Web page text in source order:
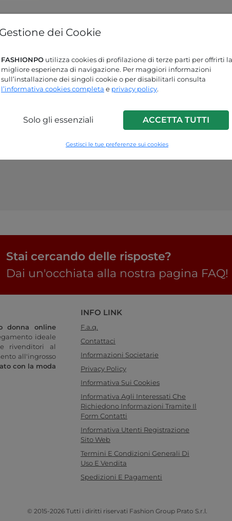
Gestione dei Cookie
FASHIONPO utilizza cookies di profilazione di terze parti per offrirti la
migliore esperienza di navigazione. Per maggiori informazioni
sull’installazione dei singoli cookie o per disabilitarli consulta
l’informativa cookies completa e privacy policy.
Solo gli essenziali ACCETTA TUTTI
Gestisci le tue preferenze sui cookies
Stai cercando delle risposte?
Dai un'occhiata alla nostra pagina FAQ!
donna online
ideale
rivenditori al
all'ingrosso
con la moda
INFO LINK
F.a.q.
Contattaci
Informazioni Societarie
Privacy Policy
Informativa Sui Cookies
Informativa Agli Interessati Che
Richiedono Informazioni Tramite Il
Form Contatti
Informativa Utenti Registrazione
Sito Web
Termini E Condizioni Generali Di
Uso E Vendita
Spedizioni E Pagamenti
© 2015-2026 Tutti i diritti riservati Fashion Group Prato S.r.l.